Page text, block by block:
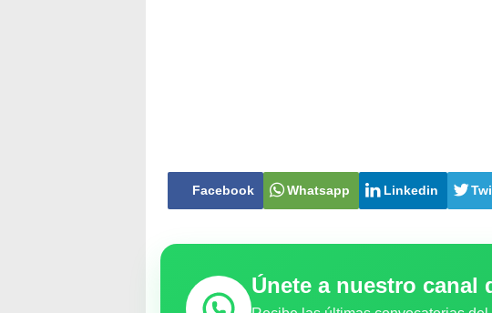
Facebook Whatsapp Linkedin
Únete a nuestro canal